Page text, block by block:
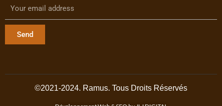
Send
©2021-2024. Ramus. Tous Droits Réservés